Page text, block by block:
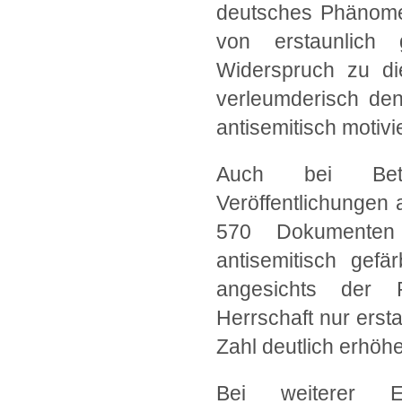
deutsches
von erstaunlich
Widerspruch zu
verleumderisch
antisemitisch
Auch bei
Veröffentlichungen
570
antisemitisch
angesichts der
Herrschaft nur
Zahl deutlich
Bei weiterer